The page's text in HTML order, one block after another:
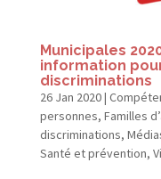
Municipales
information
discriminations
26 Jan 2020|
personnes, Familles
discriminations,
Santé et prévention,